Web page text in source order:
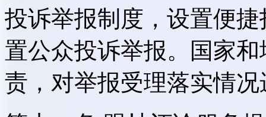
投诉举报制度，设置便
置公众投诉举报。国家
责，对举报受理落实情